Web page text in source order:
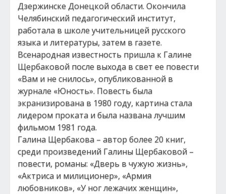
Дзержинске Донецкой области. Окончила
Челябинский педагогический институт,
работала в школе учительницей русского
языка и литературы, затем в газете.
Всенародная известность пришла к Галине
Щербаковой после выхода в свет ее повести
«Вам и не снилось», опубликованной в
журнале «Юность». Повесть была
экранизирована в 1980 году, картина стала
лидером проката и была названа лучшим
фильмом 1981 года.
Галина Щербакова – автор более 20 книг,
среди произведений Галины Щербаковой –
повести, романы: «Дверь в чужую жизнь»,
«Актриса и милиционер», «Армия
любовников», «У ног лежачих женщин»,